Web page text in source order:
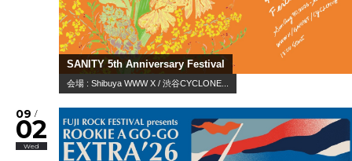
SANITY 5th Anniversary Festival
会場 : Shibuya WWW X / 渋谷CYCLONE...
09 /
02
Wed